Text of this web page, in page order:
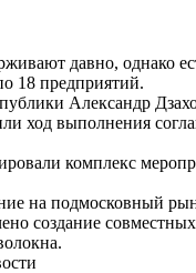
давно, однако
18 предприятий.
Александр
ход выполнения
комплекс
на подмосковный
создание